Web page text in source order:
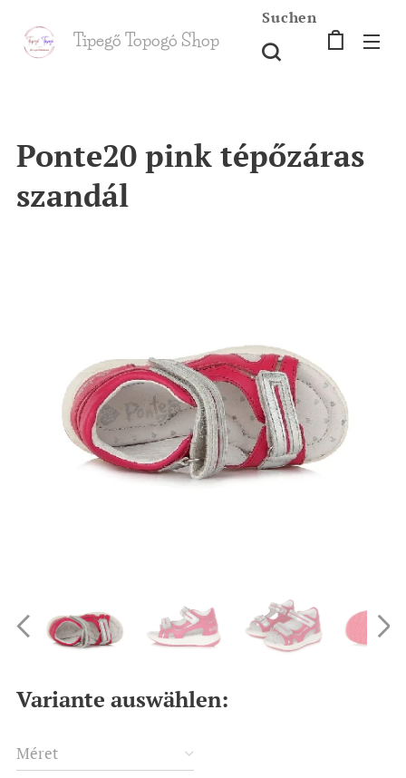
Tipegő Topogó Shop
Suchen
Ponte20 pink tépőzáras
szandál
Variante auswählen:
Méret